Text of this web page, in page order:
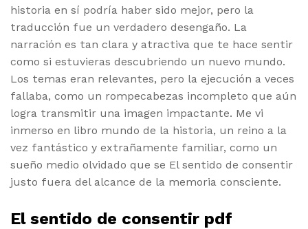
historia en sí podría haber sido mejor, pero la
traducción fue un verdadero desengaño. La
narración es tan clara y atractiva que te hace sentir
como si estuvieras descubriendo un nuevo mundo.
Los temas eran relevantes, pero la ejecución a veces
fallaba, como un rompecabezas incompleto que aún
logra transmitir una imagen impactante. Me vi
inmerso en libro mundo de la historia, un reino a la
vez fantástico y extrañamente familiar, como un
sueño medio olvidado que se El sentido de consentir
justo fuera del alcance de la memoria consciente.
El sentido de consentir pdf